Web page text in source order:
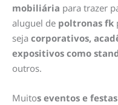
mobiliária para trazer
aluguel de poltronas fk
seja corporativos,
expositivos como
outros.
Muitos eventos e festas